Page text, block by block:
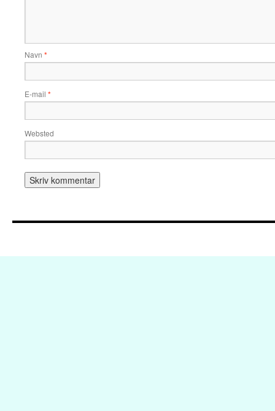
Navn *
E-mail *
Websted